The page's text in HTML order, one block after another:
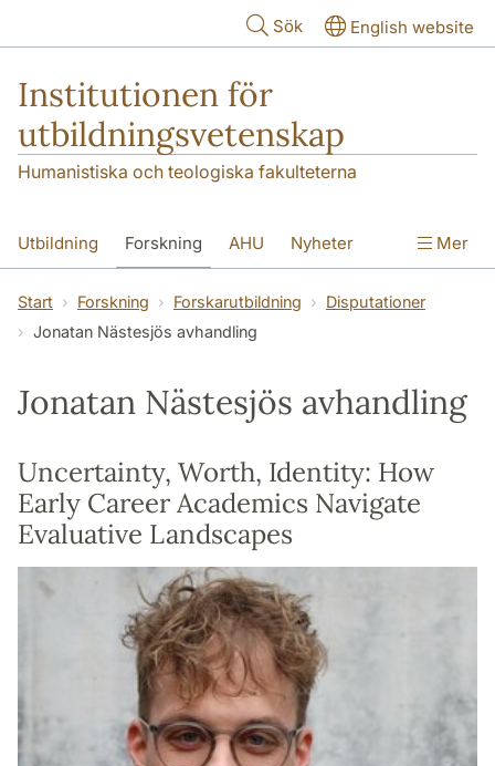
Sök English website
Institutionen för
utbildningsvetenskap
Humanistiska och teologiska fakulteterna
Utbildning Forskning AHU Nyheter
Kontakt Om institutionen
Mer
Start Forskning Forskarutbildning
Disputationer
Jonatan Nästesjös avhandling
Jonatan Nästesjös avhandling
Uncertainty, Worth, Identity: How
Early Career Academics Navigate
Evaluative Landscapes